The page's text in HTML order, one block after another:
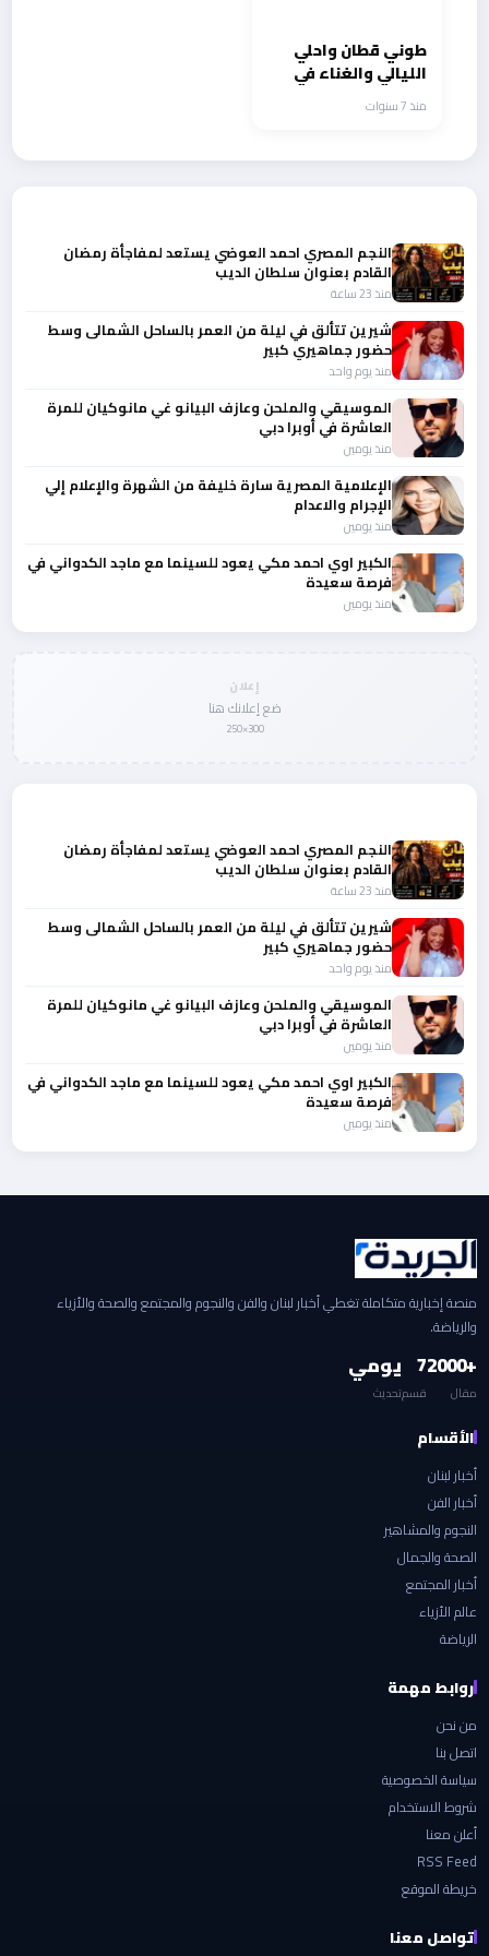
طوني قطان واحلي
الليالي والغناء في
بيت جالا وروابيمنذ 7 سنوات
النجم المصري احمد العوضي يستعد لمفاجأة رمضان
القادم بعنوان سلطان الديب
منذ 23 ساعة
شيرين تتألق في ليلة من العمر بالساحل الشمالى وسط
حضور جماهيري كبير
منذ يوم واحد
الموسيقي والملحن وعازف البيانو غي مانوكيان للمرة
العاشرة في أوبرا دبي
منذ يومين
الإعلامية المصرية سارة خليفة من الشهرة والإعلام إلي
الإجرام والاعدام
منذ يومين
الكبير اوي احمد مكي يعود للسينما مع ماجد الكدواني في
فرصة سعيدة
منذ يومين
إعلان
ضع إعلانك هنا
300×250
النجم المصري احمد العوضي يستعد لمفاجأة رمضان
القادم بعنوان سلطان الديب
منذ 23 ساعة
شيرين تتألق في ليلة من العمر بالساحل الشمالى وسط
حضور جماهيري كبير
منذ يوم واحد
الموسيقي والملحن وعازف البيانو غي مانوكيان للمرة
العاشرة في أوبرا دبي
منذ يومين
الكبير اوي احمد مكي يعود للسينما مع ماجد الكدواني في
فرصة سعيدة
منذ يومين
منصة إخبارية متكاملة تغطي أخبار لبنان والفن والنجوم والمجتمع والصحة والأزياء
والرياضة.
+2000
مقال
7
قسم
يومي
تحديث
الأقسام
أخبار لبنان
أخبار الفن
النجوم والمشاهير
الصحة والجمال
أخبار المجتمع
عالم الأزياء
الرياضة
روابط مهمة
من نحن
اتصل بنا
سياسة الخصوصية
شروط الاستخدام
أعلن معنا
RSS Feed
خريطة الموقع
تواصل معنا